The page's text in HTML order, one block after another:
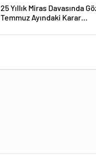
25 Yıllık Miras Davasında
Temmuz Ayındaki Karar